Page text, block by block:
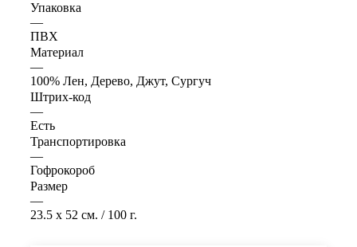
Упаковка
—
ПВХ
Материал
—
100% Лен, Дерево, Джут, Сургуч
Штрих-код
—
Есть
Транспортировка
—
Гофрокороб
Размер
—
23.5 x 52 см. / 100 г.